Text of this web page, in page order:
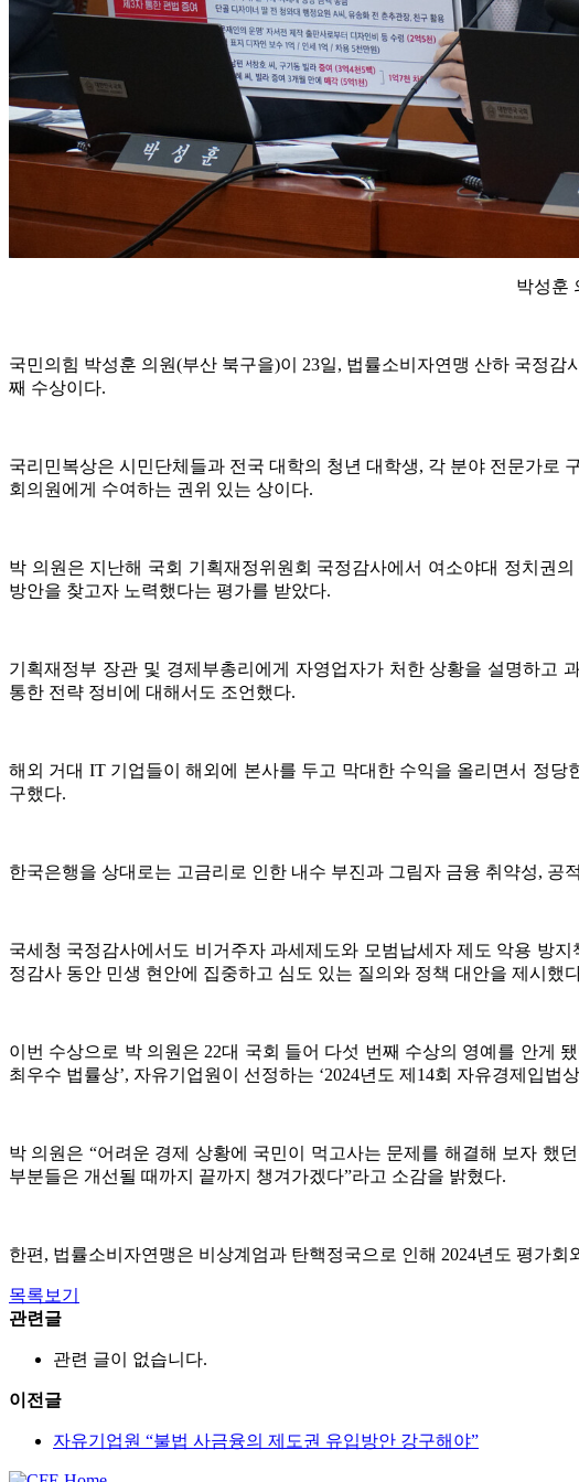
박성훈
국민의힘 박성훈 의원(부산 북구을)이 23일, 법률소비자연맹 산하 국정
째 수상이다.
국리민복상은 시민단체들과 전국 대학의 청년 대학생, 각 분야 전문가로
회의원에게 수여하는 권위 있는 상이다.
박 의원은 지난해 국회 기획재정위원회 국정감사에서 여소야대 정치권
방안을 찾고자 노력했다는 평가를 받았다.
기획재정부 장관 및 경제부총리에게 자영업자가 처한 상황을 설명하고
통한 전략 정비에 대해서도 조언했다.
해외 거대 IT 기업들이 해외에 본사를 두고 막대한 수익을 올리면서 정
구했다.
한국은행을 상대로는 고금리로 인한 내수 부진과 그림자 금융 취약성,
국세청 국정감사에서도 비거주자 과세제도와 모범납세자 제도 악용 방
정감사 동안 민생 현안에 집중하고 심도 있는 질의와 정책 대안을 제시했
이번 수상으로 박 의원은 22대 국회 들어 다섯 번째 수상의 영예를 안게
최우수 법률상’, 자유기업원이 선정하는 ‘2024년도 제14회 자유경제입법
박 의원은 “어려운 경제 상황에 국민이 먹고사는 문제를 해결해 보자 했
부분들은 개선될 때까지 끝까지 챙겨가겠다”라고 소감을 밝혔다.
한편, 법률소비자연맹은 비상계엄과 탄핵정국으로 인해 2024년도 평가
목록보기
관련글
관련 글이 없습니다.
이전글
자유기업원 “불법 사금융의 제도권 유입방안 강구해야”